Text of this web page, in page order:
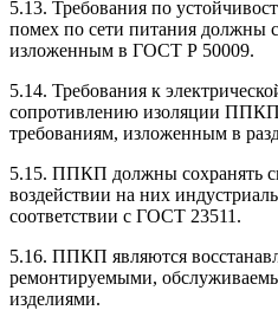
5.13. Требования по
помех по сети питания должны
изложенным в ГОСТ Р 50009.
5.14. Требования к
сопротивлению изоляции ППКП
требованиям, изложенным в
5.15. ППКП должны сохранять
воздействии на них
соответствии с ГОСТ 23511.
5.16. ППКП являются
ремонтируемыми,
изделиями.